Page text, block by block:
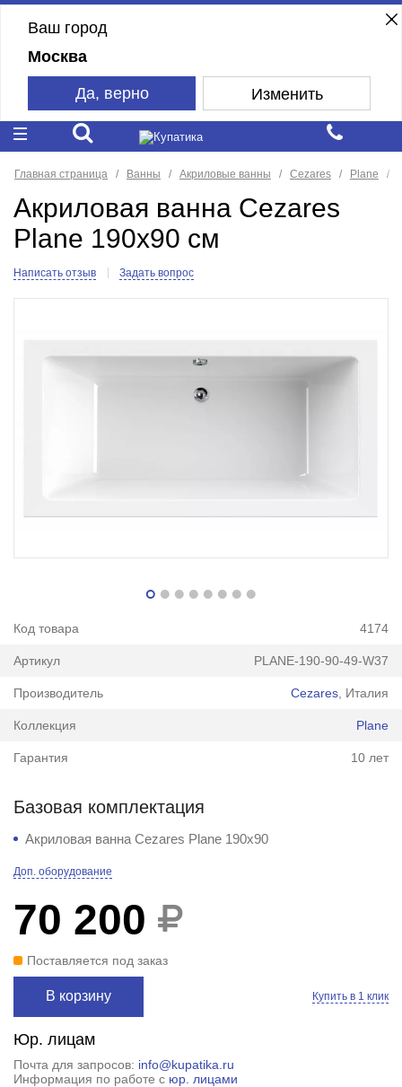
Ваш город
Москва
Да, верно Изменить
Главная страница Ванны Акриловые ванны Cezares Plane
Акриловая ванна Cezares
Plane 190x90 см
Написать отзыв Задать вопрос
Код товара 4174
Артикул PLANE-190-90-49-W37
Производитель Cezares , Италия
Коллекция Plane
Гарантия 10 лет
Базовая комплектация
Акриловая ванна Cezares Plane 190x90
Доп. оборудование
70 200
Поставляется под заказ
В корзину Купить в 1 клик
Юр. лицам
Почта для запросов: info@kupatika.ru
Информация по работе с юр. лицами